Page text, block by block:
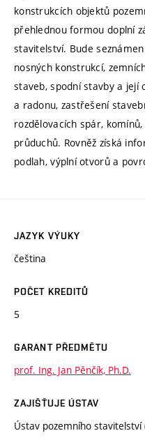
konstrukcích objektů
přehlednou formou doplní
stavitelství. Bude
nosných konstrukcí,
staveb, spodní stavby a její
a radonu, zastřešení
rozdělovacích spár,
průduchů. Rovněž získá
podlah, výplní otvorů a
JAZYK VÝUKY
čeština
POČET KREDITŮ
5
GARANT PŘEDMĚTU
prof. Ing. Jan Pěnčík, Ph.D.
ZAJIŠŤUJE ÚSTAV
Ústav pozemního stavitelství